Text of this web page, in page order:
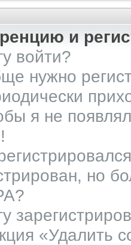
и
войти?
нужно
я не
но
«Удалить